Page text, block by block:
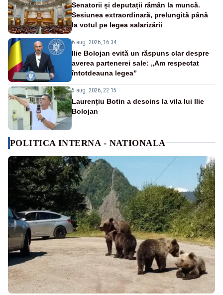
Senatorii și deputații rămân la muncă.
Sesiunea extraordinară, prelungită până
la votul pe legea salarizării
6 aug. 2026, 16:34
Ilie Bolojan evită un răspuns clar despre
averea partenerei sale: „Am respectat
întotdeauna legea”
5 aug. 2026, 22:15
Laurențiu Botin a descins la vila lui Ilie
Bolojan
POLITICA INTERNA - NATIONALA